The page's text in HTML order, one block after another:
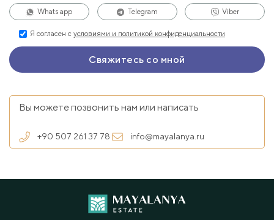
Whats app Telegram Viber
Я согласен с условиями и политикой конфиденциальности
Вы можете позвонить нам или написать
+90 507 261 37 78 info@mayalanya.ru